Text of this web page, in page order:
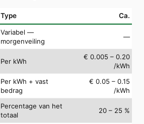
Type Ca.
Variabel —
morgenveiling
—
Per kWh
€ 0.005 – 0.20
/kWh
Per kWh + vast
bedrag
€ 0.05 – 0.15
/kWh
Percentage van het
totaal
20 – 25 %